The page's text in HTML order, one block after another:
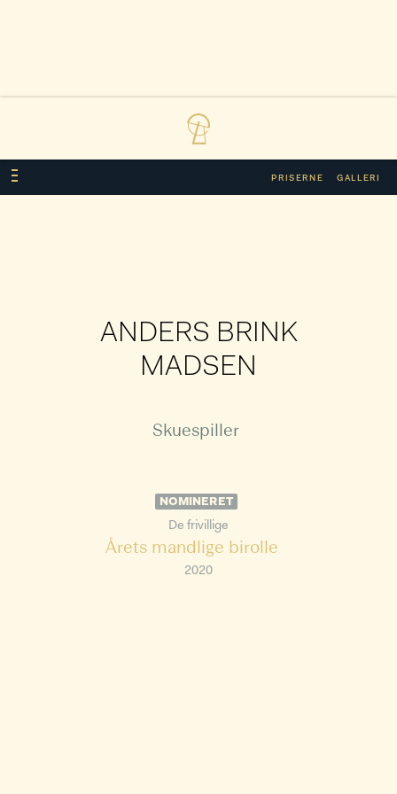
PRISERNE GALLERI
ANDERS BRINK
MADSEN
Skuespiller
NOMINERET
De frivillige
Årets mandlige birolle
2020